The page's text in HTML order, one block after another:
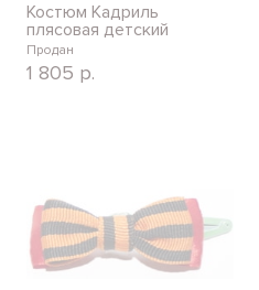
Костюм Кадриль
плясовая детский
Продан
1 805 р.